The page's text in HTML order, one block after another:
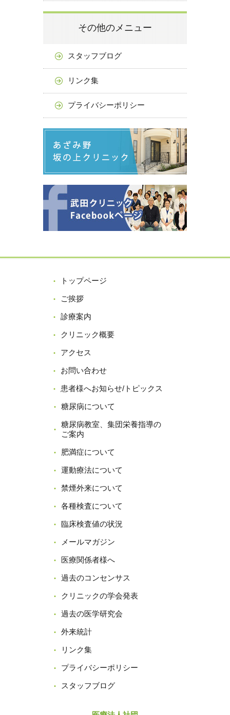
その他のメニュー
スタッフブログ
リンク集
プライバシーポリシー
トップページ
ご挨拶
診療案内
クリニック概要
アクセス
お問い合わせ
患者様へお知らせ/トピックス
糖尿病について
糖尿病教室、集団栄養指導の
ご案内
肥満症について
運動療法について
禁煙外来について
各種検査について
臨床検査値の状況
メールマガジン
医療関係者様へ
過去のコンセンサス
クリニックの学会発表
過去の医学研究会
外来統計
リンク集
プライバシーポリシー
スタッフブログ